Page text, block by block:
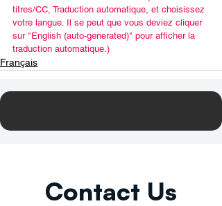
titres/CC, Traduction automatique, et choisissez
votre langue. Il se peut que vous deviez cliquer
sur "English (auto-generated)" pour afficher la
traduction automatique.)
Français
Contact Us